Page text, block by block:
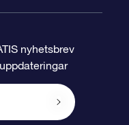
nyhetsbrev